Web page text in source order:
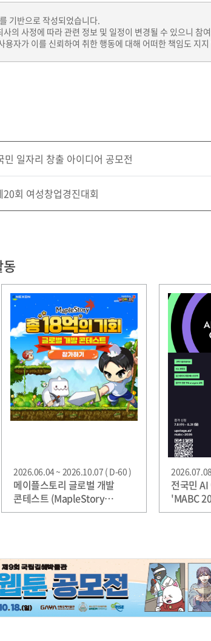
기반으로 작성되었습니다.
의 사정에 따라 관련 정보 및 일정이 변경될 수 있으니
자가 이를 신뢰하여 취한 행동에 대해 어떠한 책임도 지
일자리 창출 아이디어 공모전
회 여성창업경진대회
2026.06.04 ~ 2026.10.07 ( D-60 )
메이플스토리 글로벌 개발
콘테스트 (MapleStory
Global Creator Challenge)
전국민
'MABC